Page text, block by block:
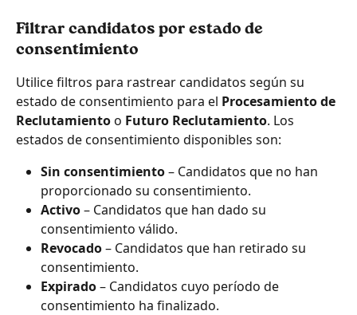
Filtrar candidatos por estado de
consentimiento
Utilice filtros para rastrear candidatos según su
estado de consentimiento para el Procesamiento de
Reclutamiento o Futuro Reclutamiento. Los
estados de consentimiento disponibles son:
Sin consentimiento – Candidatos que no han
proporcionado su consentimiento.
Activo – Candidatos que han dado su
consentimiento válido.
Revocado – Candidatos que han retirado su
consentimiento.
Expirado – Candidatos cuyo período de
consentimiento ha finalizado.